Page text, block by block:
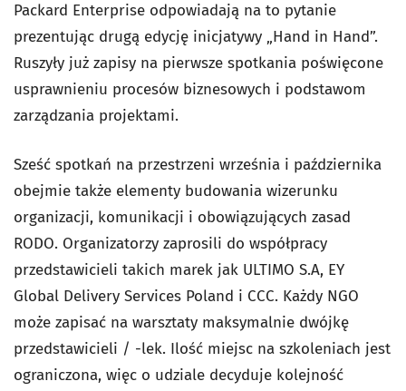
Packard Enterprise odpowiadają na to pytanie
prezentując drugą edycję inicjatywy „Hand in Hand”.
Ruszyły już zapisy na pierwsze spotkania poświęcone
usprawnieniu procesów biznesowych i podstawom
zarządzania projektami.
Sześć spotkań na przestrzeni września i października
obejmie także elementy budowania wizerunku
organizacji, komunikacji i obowiązujących zasad
RODO. Organizatorzy zaprosili do współpracy
przedstawicieli takich marek jak ULTIMO S.A, EY
Global Delivery Services Poland i CCC. Każdy NGO
może zapisać na warsztaty maksymalnie dwójkę
przedstawicieli / -lek. Ilość miejsc na szkoleniach jest
ograniczona, więc o udziale decyduje kolejność